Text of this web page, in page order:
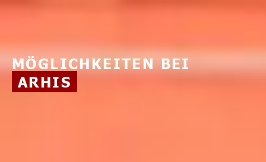
MÖGLICHKEITEN BEI
ARHIS